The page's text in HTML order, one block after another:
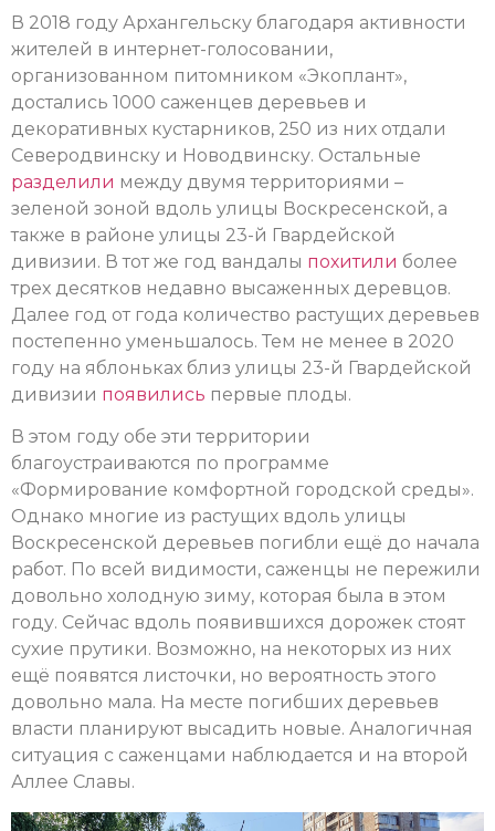
В 2018 году Архангельску благодаря активности
жителей в интернет-голосовании,
организованном питомником «Экоплант»,
достались 1000 саженцев деревьев и
декоративных кустарников, 250 из них отдали
Северодвинску и Новодвинску. Остальные
разделили между двумя территориями –
зеленой зоной вдоль улицы Воскресенской, а
также в районе улицы 23-й Гвардейской
дивизии. В тот же год вандалы похитили более
трех десятков недавно высаженных деревцов.
Далее год от года количество растущих деревьев
постепенно уменьшалось. Тем не менее в 2020
году на яблоньках близ улицы 23-й Гвардейской
дивизии появились первые плоды.
В этом году обе эти территории
благоустраиваются по программе
«Формирование комфортной городской среды».
Однако многие из растущих вдоль улицы
Воскресенской деревьев погибли ещё до начала
работ. По всей видимости, саженцы не пережили
довольно холодную зиму, которая была в этом
году. Сейчас вдоль появившихся дорожек стоят
сухие прутики. Возможно, на некоторых из них
ещё появятся листочки, но вероятность этого
довольно мала. На месте погибших деревьев
власти планируют высадить новые. Аналогичная
ситуация с саженцами наблюдается и на второй
Аллее Славы.